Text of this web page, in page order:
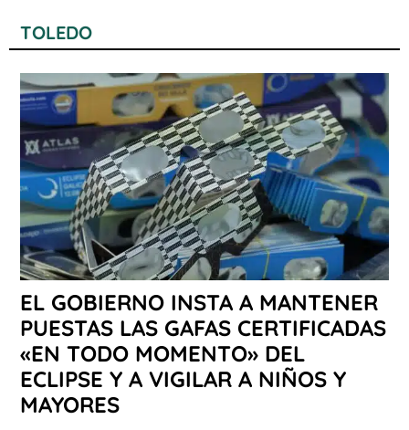
TOLEDO
EL GOBIERNO INSTA A MANTENER
PUESTAS LAS GAFAS CERTIFICADAS
«EN TODO MOMENTO» DEL
ECLIPSE Y A VIGILAR A NIÑOS Y
MAYORES